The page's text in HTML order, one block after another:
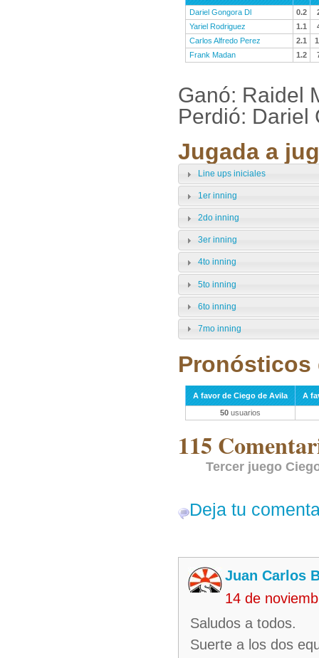
Dariel Gongora Dl
0.2
Yariel Rodriguez
1.1
Carlos Alfredo Perez
2.1
Frank Madan
1.2
Ganó: Raidel
Perdió: Dariel
Jugada a
Line ups iniciales
1er inning
2do inning
3er inning
4to inning
5to inning
6to inning
7mo inning
Pronósticos
A favor de Ciego de Avila
A
50 usuarios
115
Tercer juego
Deja tu
Juan Carlos
14 de
Saludos a todos.
Suerte a los dos